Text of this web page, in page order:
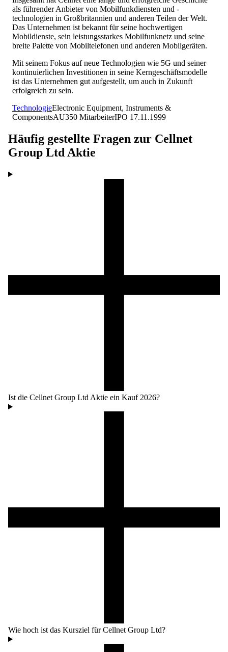
als führender Anbieter von Mobilfunkdiensten und -
technologien in Großbritannien und anderen Teilen der Welt.
Das Unternehmen ist bekannt für seine hochwertigen
Mobildienste, sein leistungsstarkes Mobilfunknetz und seine
breite Palette von Mobiltelefonen und anderen Mobilgeräten.
Mit seinem Fokus auf neue Technologien wie 5G und seiner
kontinuierlichen Investitionen in seine Kerngeschäftsmodelle
ist das Unternehmen gut aufgestellt, um auch in Zukunft
erfolgreich zu sein.
TechnologieElectronic Equipment, Instruments &
ComponentsAU350 MitarbeiterIPO 17.11.1999
Häufig gestellte Fragen zur Cellnet
Group LtdAktie
Ist die Cellnet Group Ltd Aktie ein Kauf 2026?
Wie hoch ist das Kursziel für Cellnet Group Ltd?